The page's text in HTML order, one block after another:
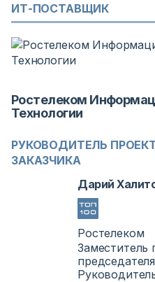
РУКОВОДИТЕЛЬ
ЗАКАЗЧИКА
Дарий
Ростелеком
Заместитель
ИТ-ПОСТАВЩИК
Ростелеком
Технологии